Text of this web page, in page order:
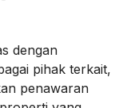
dengan
pihak terkait,
penawaran